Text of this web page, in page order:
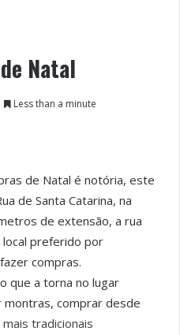
Natal
Less than a minute
de Natal é notória, este
de Santa Catarina, na
de extensão, a rua
local preferido por
compras.
que a torna no lugar
comprar desde
tradicionais